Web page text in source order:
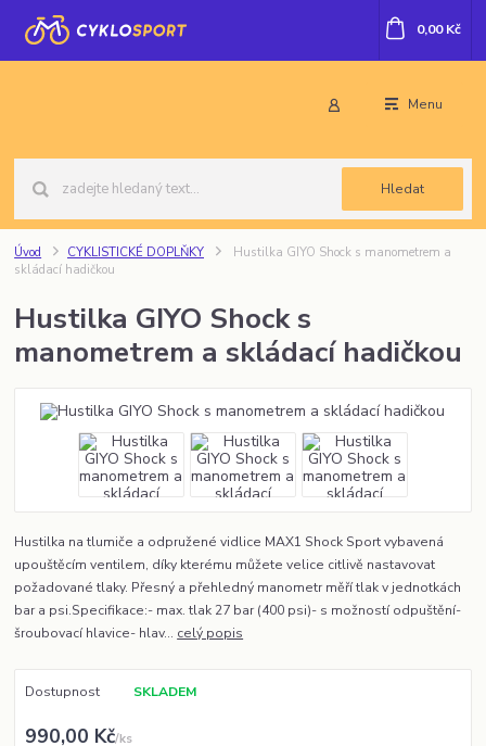
Menu
Hledat
0,00 Kč
Úvod CYKLISTICKÉ DOPLŇKY
Hustilka GIYO Shock s manometrem a
skládací hadičkou
Hustilka GIYO Shock s
manometrem a skládací hadičkou
Hustilka na tlumiče a odpružené vidlice MAX1 Shock Sport vybavená
upouštěcím ventilem, díky kterému můžete velice citlivě nastavovat
požadované tlaky. Přesný a přehledný manometr měří tlak v jednotkách
bar a psi.Specifikace:- max. tlak 27 bar (400 psi)- s možností odpuštění-
šroubovací hlavice- hlav... celý popis
Dostupnost SKLADEM
990,00 Kč/ks